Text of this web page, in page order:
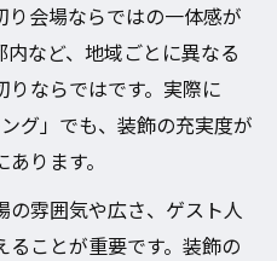
り会場ならではの一体感が
など、地域ごとに異なる
ならではです。実際に
グ」でも、装飾の充実度が
ります。
雰囲気や広さ、ゲスト人
ことが重要です。装飾の